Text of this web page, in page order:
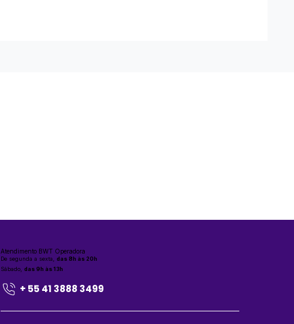
Atendimento BWT Operadora
De segunda a sexta, das 8h às 20h
Sábado, das 9h às 13h
+ 55 41 3888 3499